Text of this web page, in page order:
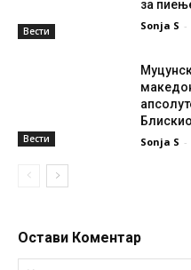
Вести
за
Sonja S -
Вести Sonja S -
Остави Коментар